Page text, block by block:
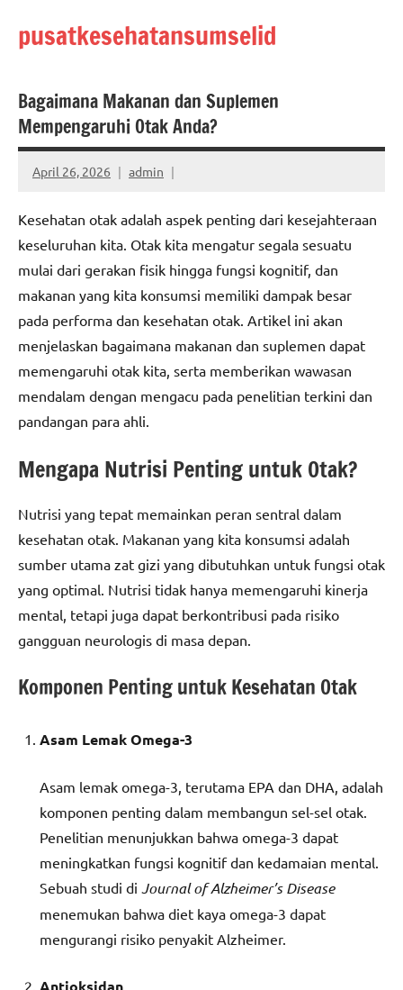
pusatkesehatansumselid
Bagaimana Makanan dan Suplemen
Mempengaruhi Otak Anda?
April 26, 2026 admin
Kesehatan otak adalah aspek penting dari kesejahteraan
keseluruhan kita. Otak kita mengatur segala sesuatu
mulai dari gerakan fisik hingga fungsi kognitif, dan
makanan yang kita konsumsi memiliki dampak besar
pada performa dan kesehatan otak. Artikel ini akan
menjelaskan bagaimana makanan dan suplemen dapat
memengaruhi otak kita, serta memberikan wawasan
mendalam dengan mengacu pada penelitian terkini dan
pandangan para ahli.
Mengapa Nutrisi Penting untuk Otak?
Nutrisi yang tepat memainkan peran sentral dalam
kesehatan otak. Makanan yang kita konsumsi adalah
sumber utama zat gizi yang dibutuhkan untuk fungsi otak
yang optimal. Nutrisi tidak hanya memengaruhi kinerja
mental, tetapi juga dapat berkontribusi pada risiko
gangguan neurologis di masa depan.
Komponen Penting untuk Kesehatan Otak
Asam Lemak Omega-3
Asam lemak omega-3, terutama EPA dan DHA, adalah
komponen penting dalam membangun sel-sel otak.
Penelitian menunjukkan bahwa omega-3 dapat
meningkatkan fungsi kognitif dan kedamaian mental.
Sebuah studi di Journal of Alzheimer’s Disease
menemukan bahwa diet kaya omega-3 dapat
mengurangi risiko penyakit Alzheimer.
Antioksidan